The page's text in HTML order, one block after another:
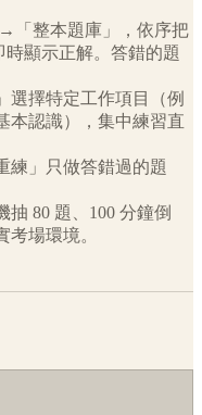
「整本題庫」，依序把
顯示正解。答錯的題
選擇特定工作項目（例
本認識），集中練習直
練」只做答錯過的題
抽 80 題、100 分鐘倒
場環境。